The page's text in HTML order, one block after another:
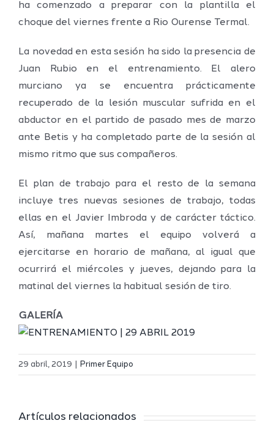
ha comenzado a preparar con la plantilla el
choque del viernes frente a Rio Ourense Termal.
La novedad en esta sesión ha sido la presencia de
Juan Rubio en el entrenamiento. El alero
murciano ya se encuentra prácticamente
recuperado de la lesión muscular sufrida en el
abductor en el partido de pasado mes de marzo
ante Betis y ha completado parte de la sesión al
mismo ritmo que sus compañeros.
El plan de trabajo para el resto de la semana
incluye tres nuevas sesiones de trabajo, todas
ellas en el Javier Imbroda y de carácter táctico.
Así, mañana martes el equipo volverá a
ejercitarse en horario de mañana, al igual que
ocurrirá el miércoles y jueves, dejando para la
matinal del viernes la habitual sesión de tiro.
GALERÍA
29 abril, 2019 Primer Equipo
Artículos relacionados
El Melilla
del
Definidos